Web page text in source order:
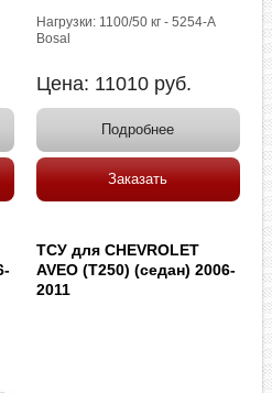
Нагрузки: 1100/50 кг - 5254-A
Bosal
Цена: 11010 руб.
Подробнее
Заказать
ТСУ для CHEVROLET
AVEO (T250) (седан) 2006-
2011